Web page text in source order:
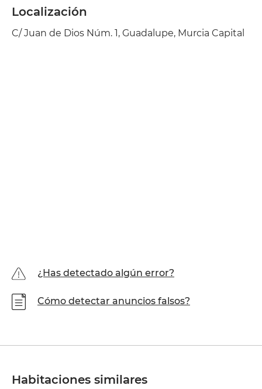
Localización
C/ Juan de Dios Núm. 1, Guadalupe, Murcia Capital
¿Has detectado algún error?
Cómo detectar anuncios falsos?
Habitaciones similares